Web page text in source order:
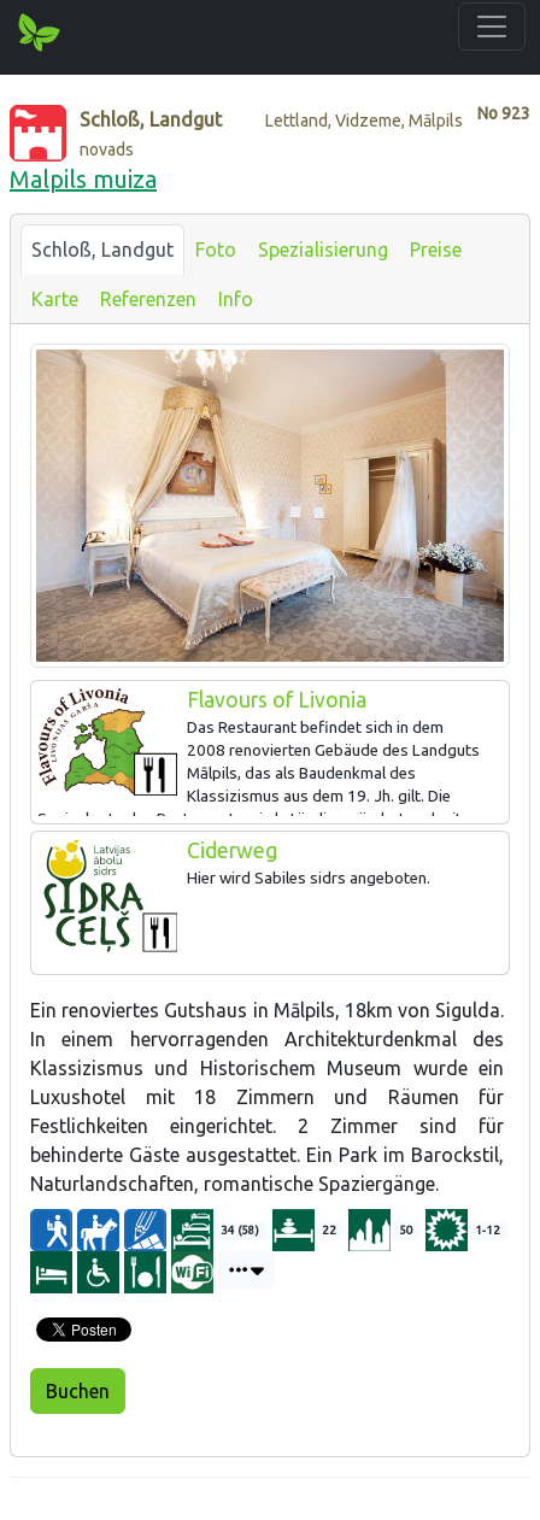
No923
Schloß, Landgut
Lettland, Vidzeme, Mālpils
novads
Malpils muiza
Schloß, Landgut Foto Spezialisierung Preise
Karte Referenzen Info
Flavours of Livonia
Das Restaurant befindet sich in dem
2008 renovierten Gebäude des Landguts
Mālpils, das als Baudenkmal des
Klassizismus aus dem 19. Jh. gilt. Die
Speisekarte des Restaurants wird ständig geändert und mit
saisonalen Gerichten ergänzt. Eine Kombination aus feinen
Geschmäcken und einem eleganten Ambiente des Landguts.
Ciderweg
Hier wird Sabiles sidrs angeboten.
Ein renoviertes Gutshaus in Mālpils, 18km von Sigulda.
In einem hervorragenden Architekturdenkmal des
Klassizismus und Historischem Museum wurde ein
Luxushotel mit 18 Zimmern und Räumen für
Festlichkeiten eingerichtet. 2 Zimmer sind für
behinderte Gäste ausgestattet. Ein Park im Barockstil,
Naturlandschaften, romantische Spaziergänge.
34 (58) 22 50 1-12
Buchen